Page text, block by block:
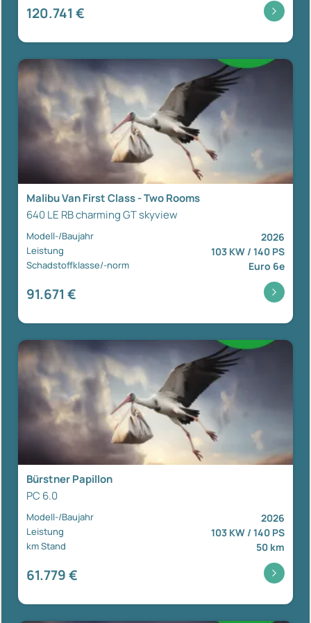
120.741 €
Malibu Van First Class - Two Rooms
640 LE RB charming GT skyview
Modell-/Baujahr 2026
Leistung 103 KW / 140 PS
Schadstoffklasse/-norm Euro 6e
91.671 €
Bürstner Papillon
PC 6.0
Modell-/Baujahr 2026
Leistung 103 KW / 140 PS
km Stand 50 km
61.779 €